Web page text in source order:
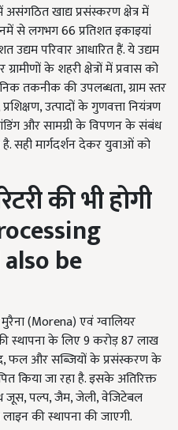
खाद्य प्रसंस्करण क्षेत्र में
से लगभग 66 प्रतिशत इकाइयां
उद्यम परिवार आधारित हैं. ये उद्यम
के शहरी क्षेत्रों में प्रवास को
तकनीक की उपलब्धता, ग्राम स्तर
उत्पादों के गुणवत्ता नियंत्रण
और सामग्री के विपणन के संबंध
सही मार्गदर्शन देकर युवाओं को
की भी होगी
be
मुरैना (Morena) एवं ग्वालियर
स्थापना के लिए 9 करोड़ 87 लाख
फल और सब्जियों के प्रसंस्करण के
किया जा रहा है. इसके अतिरिक्त
जूस, पल्प, जैम, जेली, वेजिटेबल
की स्थापना की जाएगी.